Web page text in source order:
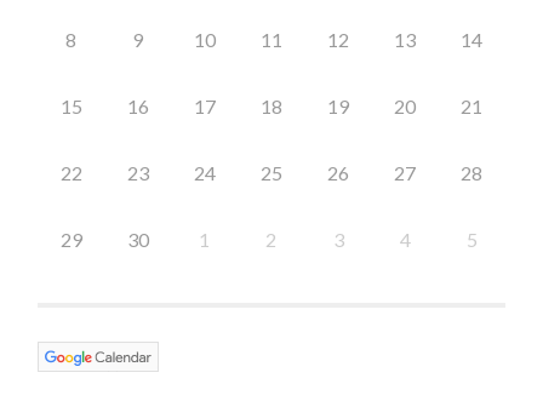
8 9 10 11 12 13 14
15 16 17 18 19 20 21
22 23 24 25 26 27 28
29 30 1 2 3 4 5